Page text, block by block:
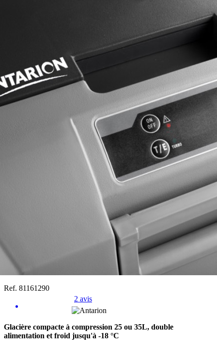
Ref. 81161290
2 avis
Glacière compacte à compression 25 ou 35L, double
alimentation et froid jusqu'à -18 °C